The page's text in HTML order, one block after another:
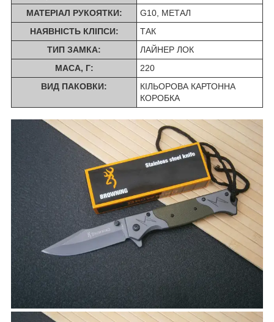
МАТЕРІАЛ РУКОЯТКИ:
G10, МЕТАЛ
НАЯВНІСТЬ КЛІПСИ:
ТАК
ТИП ЗАМКА:
ЛАЙНЕР ЛОК
МАСА, Г:
220
ВИД ПАКОВКИ:
КІЛЬОРОВА КАРТОННА
КОРОБКА